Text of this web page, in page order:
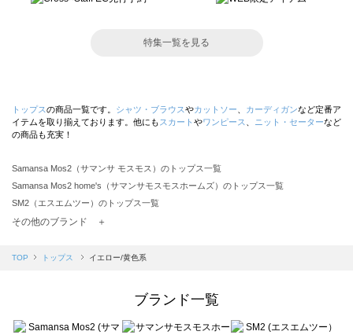
特集一覧を見る
トップスの商品一覧です。 シャツ・ブラウスやカットソー カーディガンなど定番ア
イテムを取り揃えております。他にも スカート やワンピース ニット・セーターなど
の商品も充実！
Samansa Mos2（サマンサ モスモス）のトップス一覧
Samansa Mos2 home's（サマンサモスモスホームズ）のトップス一覧
SM2（エスエムツー）のトップス一覧
TSUHARU by Samansa Mos2（ツハルバイサマンサモスモス）のトップス一覧
Samansa Mos2 blue（サマンサモスモス ブルー）のトップス一覧
sō4ū（ソウフォーユー）のトップス一覧
Te chichi（テチチ）のトップス一覧
その他のブランド ＋
TOP トップス イエロー/黄色系
ブランド一覧